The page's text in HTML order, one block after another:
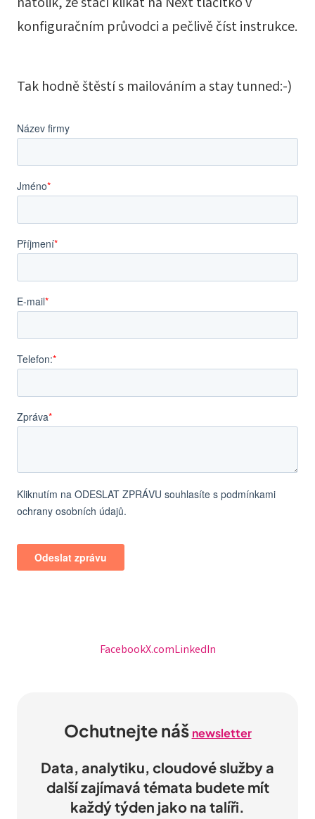
konfiguračním průvodci a pečlivě číst instrukce.
Tak hodně štěstí s mailováním a stay tunned:-)
FacebookX.comLinkedIn
Ochutnejte nášnewsletter
Data, analytiku, cloudové služby a
další zajímavá témata budete mít
každý týden jako na talíři.